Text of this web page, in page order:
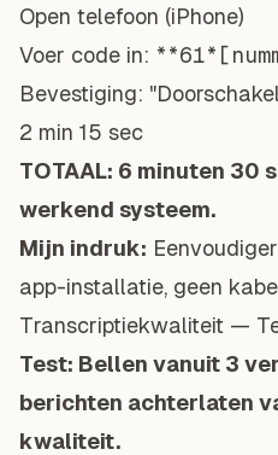
Open telefoon (iPhone)
Voer code in:
Bevestiging:
2 min 15 sec
TOTAAL: 6 minuten 30
werkend systeem.
Mijn indruk:
app-installatie, geen
Transcriptiekwaliteit —
Test: Bellen vanuit 3
berichten achterlaten
kwaliteit.